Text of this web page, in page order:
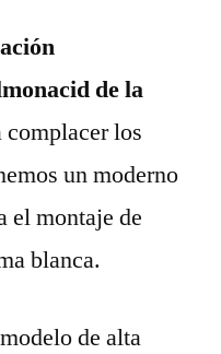
de la
complacer los
un moderno
el montaje de
blanca.
de alta